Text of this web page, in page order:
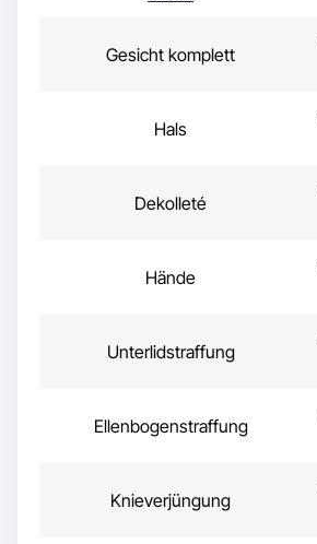
Gesicht komplett
Hals
Dekolleté
Hände
Unterlidstraffung
Ellenbogenstraffung
Knieverjüngung